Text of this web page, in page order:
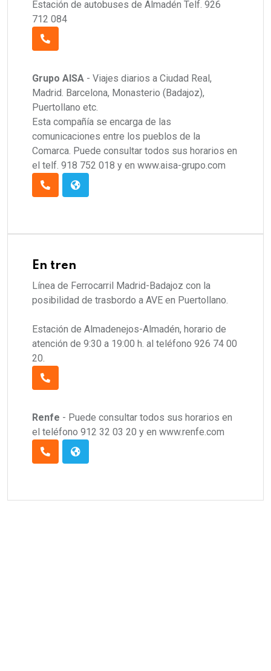
Estación de autobuses de Almadén Telf. 926
712 084
Grupo AISA - Viajes diarios a Ciudad Real,
Madrid. Barcelona, Monasterio (Badajoz),
Puertollano etc.
Esta compañía se encarga de las
comunicaciones entre los pueblos de la
Comarca. Puede consultar todos sus horarios en
el telf. 918 752 018 y en www.aisa-grupo.com
En tren
Línea de Ferrocarril Madrid-Badajoz con la
posibilidad de trasbordo a AVE en Puertollano.
Estación de Almadenejos-Almadén, horario de
atención de 9:30 a 19:00 h. al teléfono 926 74 00
20.
Renfe - Puede consultar todos sus horarios en
el teléfono 912 32 03 20 y en www.renfe.com